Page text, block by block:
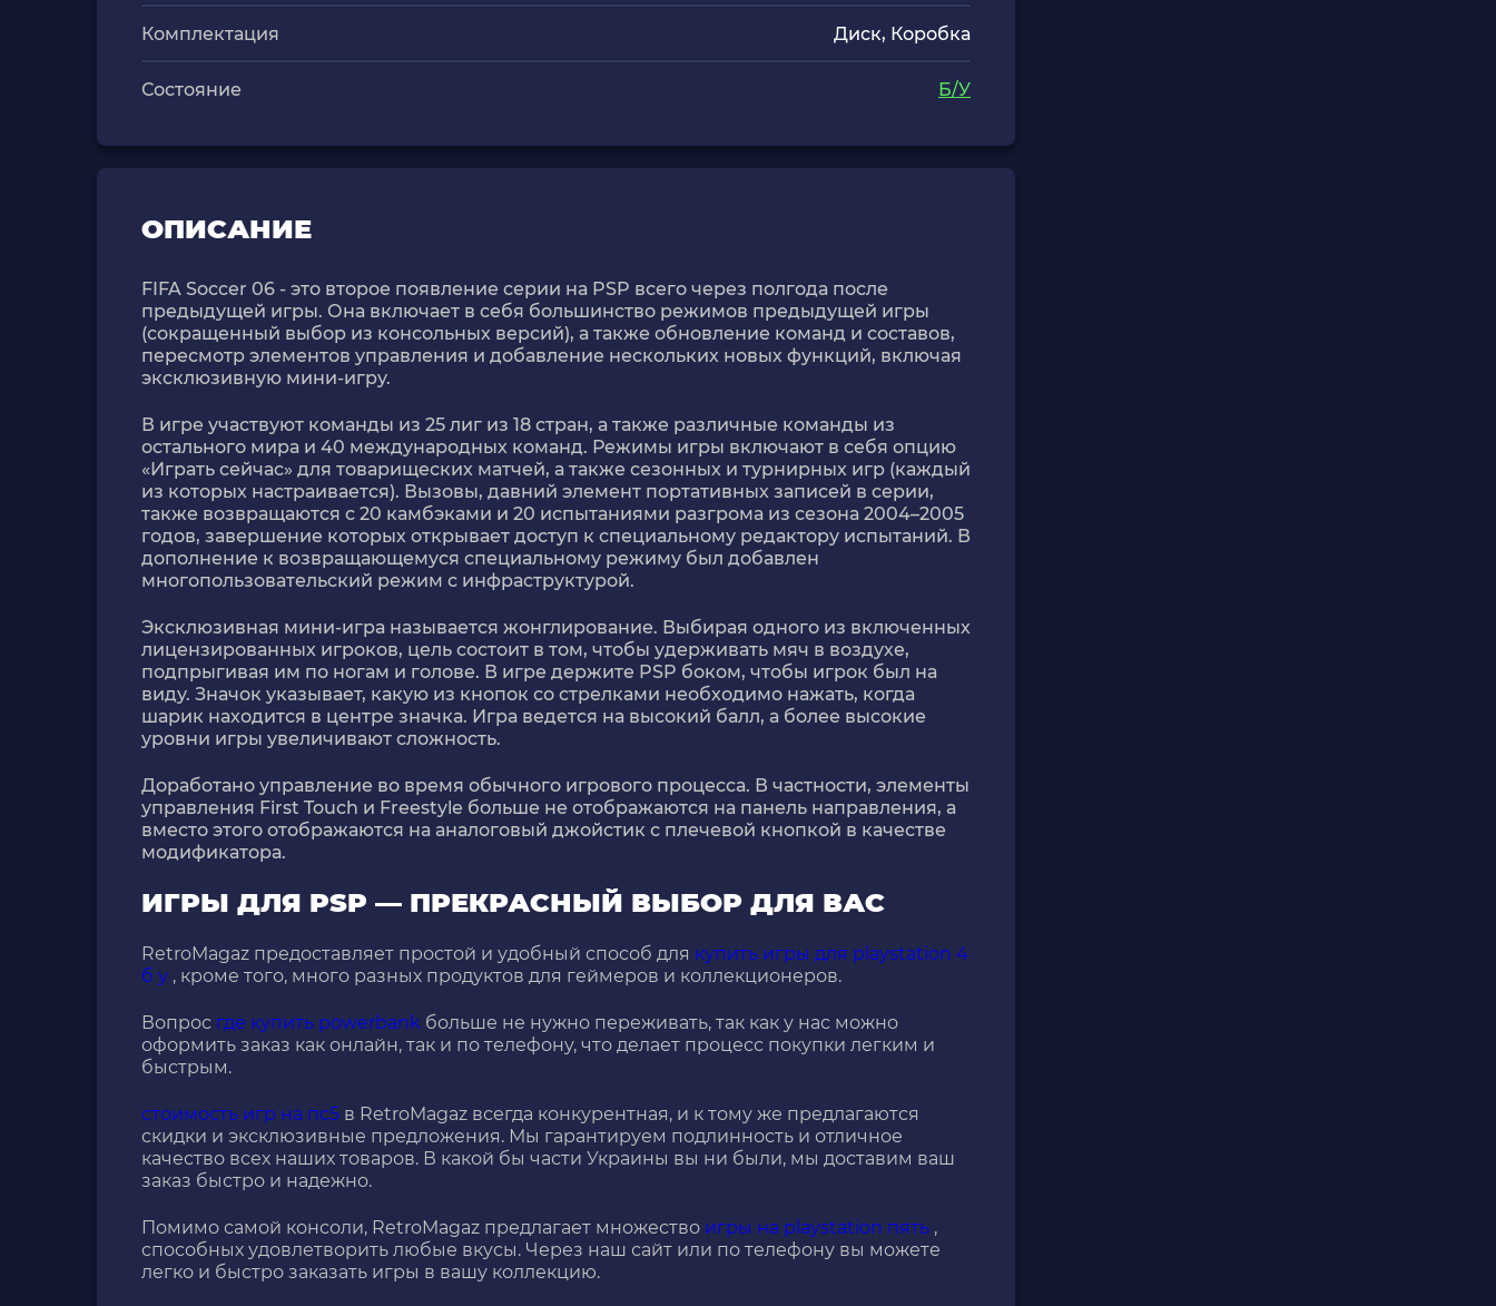
Комплектация Диск, Коробка
Состояние Б/У
ОПИСАНИЕ
FIFA Soccer 06 - это второе появление серии на PSP всего через полгода после
предыдущей игры. Она включает в себя большинство режимов предыдущей игры
(сокращенный выбор из консольных версий), а также обновление команд и составов,
пересмотр элементов управления и добавление нескольких новых функций, включая
эксклюзивную мини-игру.
В игре участвуют команды из 25 лиг из 18 стран, а также различные команды из
остального мира и 40 международных команд. Режимы игры включают в себя опцию
«Играть сейчас» для товарищеских матчей, а также сезонных и турнирных игр (каждый
из которых настраивается). Вызовы, давний элемент портативных записей в серии,
также возвращаются с 20 камбэками и 20 испытаниями разгрома из сезона 2004–2005
годов, завершение которых открывает доступ к специальному редактору испытаний. В
дополнение к возвращающемуся специальному режиму был добавлен
многопользовательский режим с инфраструктурой.
Эксклюзивная мини-игра называется жонглирование. Выбирая одного из включенных
лицензированных игроков, цель состоит в том, чтобы удерживать мяч в воздухе,
подпрыгивая им по ногам и голове. В игре держите PSP боком, чтобы игрок был на
виду. Значок указывает, какую из кнопок со стрелками необходимо нажать, когда
шарик находится в центре значка. Игра ведется на высокий балл, а более высокие
уровни игры увеличивают сложность.
Доработано управление во время обычного игрового процесса. В частности, элементы
управления First Touch и Freestyle больше не отображаются на панель направления, а
вместо этого отображаются на аналоговый джойстик с плечевой кнопкой в ​​качестве
модификатора.
ИГРЫ ДЛЯ PSP — ПРЕКРАСНЫЙ ВЫБОР ДЛЯ ВАС
RetroMagaz предоставляет простой и удобный способ для купить игры для playstation 4
б у , кроме того, много разных продуктов для геймеров и коллекционеров.
Вопрос где купить powerbank больше не нужно переживать, так как у нас можно
оформить заказ как онлайн, так и по телефону, что делает процесс покупки легким и
быстрым.
стоимость игр на пс5 в RetroMagaz всегда конкурентная, и к тому же предлагаются
скидки и эксклюзивные предложения. Мы гарантируем подлинность и отличное
качество всех наших товаров. В какой бы части Украины вы ни были, мы доставим ваш
заказ быстро и надежно.
Помимо самой консоли, RetroMagaz предлагает множество игры на playstation пять ,
способных удовлетворить любые вкусы. Через наш сайт или по телефону вы можете
легко и быстро заказать игры в вашу коллекцию.